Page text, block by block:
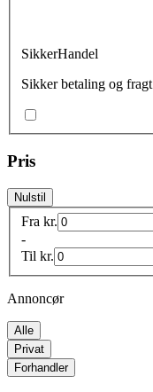
SikkerHandel
Sikker betaling og fragt
Pris
Nulstil
Fra kr.
-
Til kr.
Annoncør
Alle
Privat
Forhandler